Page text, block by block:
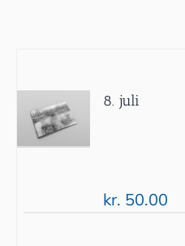
8. juli
kr. 50.00